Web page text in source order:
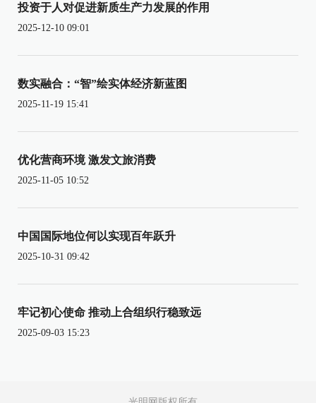
投资于人对促进新质生产力发展的作用
2025-12-10 09:01
数实融合：“智”绘实体经济新蓝图
2025-11-19 15:41
优化营商环境 激发文旅消费
2025-11-05 10:52
中国国际地位何以实现百年跃升
2025-10-31 09:42
牢记初心使命 推动上合组织行稳致远
2025-09-03 15:23